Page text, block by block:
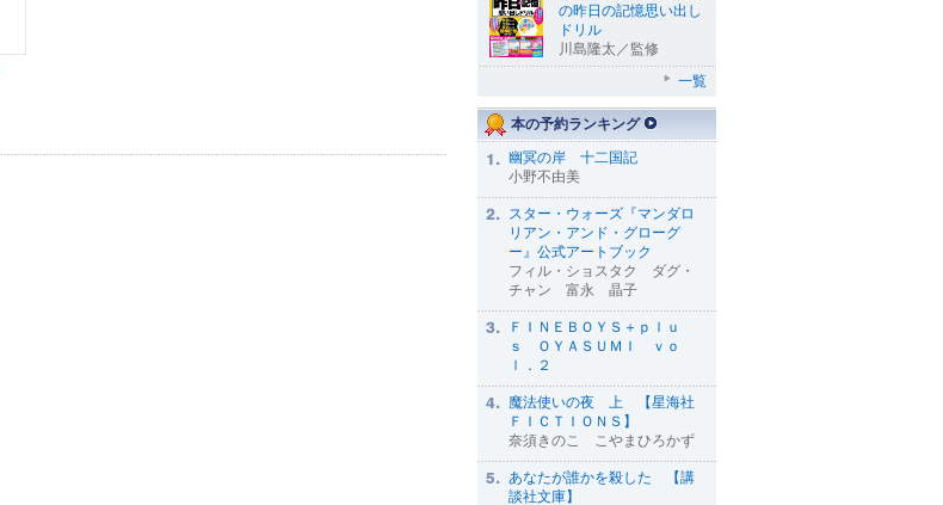
の昨日の記憶思い出し
ドリル
川島隆太／監修
一覧
本の予約ランキング
幽冥の岸 十二国記
小野不由美
スター・ウォーズ『マンダロ
リアン・アンド・グローグ
ー』公式アートブック
フィル・ショスタク ダグ・
チャン 富永 晶子
ＦＩＮＥＢＯＹＳ＋ｐｌｕ
ｓ ＯＹＡＳＵＭＩ ｖｏ
ｌ．２
魔法使いの夜 上 【星海社
ＦＩＣＴＩＯＮＳ】
奈須きのこ こやまひろかず
あなたが誰かを殺した 【講
談社文庫】